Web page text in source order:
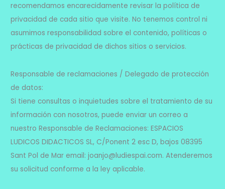
recomendamos encarecidamente revisar la política de
privacidad de cada sitio que visite. No tenemos control ni
asumimos responsabilidad sobre el contenido, políticas o
prácticas de privacidad de dichos sitios o servicios.
Responsable de reclamaciones / Delegado de protección
de datos:
Si tiene consultas o inquietudes sobre el tratamiento de su
información con nosotros, puede enviar un correo a
nuestro Responsable de Reclamaciones: ESPACIOS
LUDICOS DIDACTICOS SL, C/Ponent 2 esc D, bajos 08395
Sant Pol de Mar email: joanjo@ludiespai.com. Atenderemos
su solicitud conforme a la ley aplicable.